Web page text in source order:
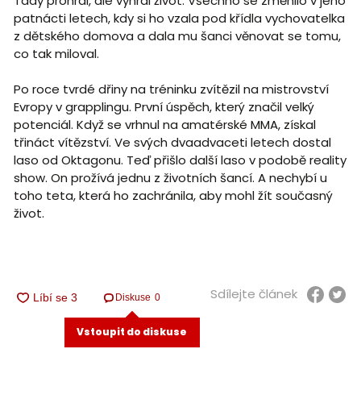
patnácti letech, kdy si ho vzala pod křídla vychovatelka
z dětského domova a dala mu šanci věnovat se tomu,
co tak miloval.
Po roce tvrdé dřiny na tréninku zvítězil na mistrovství
Evropy v grapplingu. První úspěch, který značil velký
potenciál. Když se vrhnul na amatérské MMA, získal
třináct vítězství. Ve svých dvaadvaceti letech dostal
laso od Oktagonu. Teď přišlo další laso v podobě reality
show. On prožívá jednu z životních šancí. A nechybí u
toho teta, která ho zachránila, aby mohl žít současný
život.
Diskuse 0
Vstoupit do diskuse
Sdílejte článek